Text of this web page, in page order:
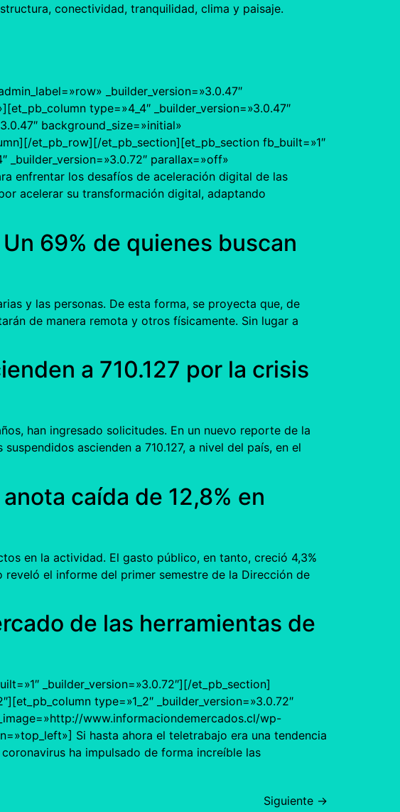
conectividad, tranquilidad, clima y paisaje.
_builder_version=»3.0.47″
type=»4_4″ _builder_version=»3.0.47″
background_size=»initial»
et_pb_row][/et_pb_section][et_pb_section fb_built=»1″
_builder_version=»3.0.72″ parallax=»off»
enfrentar los desafíos de aceleración digital de las
acelerar su transformación digital, adaptando
69% de quienes buscan
y las personas. De esta forma, se proyecta que, de
de manera remota y otros físicamente. Sin lugar a
a 710.127 por la crisis
han ingresado solicitudes. En un nuevo reporte de la
ascienden a 710.127, a nivel del país, en el
caída de 12,8% en
en la actividad. El gasto público, en tanto, creció 4,3%
el informe del primer semestre de la Dirección de
de las herramientas de
_builder_version=»3.0.72″][/et_pb_section]
type=»1_2″ _builder_version=»3.0.72″
www.informaciondemercados.cl/wp-
Si hasta ahora el teletrabajo era una tendencia
ha impulsado de forma increíble las
Siguiente →